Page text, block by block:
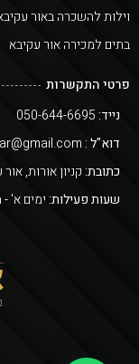
וילות להשכרה באור
בתים למכירה אור עקיבא
פרטי התקשרות
נייד:
דוא"ל :
כתובת:קניון אורות,
שעות פעילות:ימים א' - ה' 09:00 -